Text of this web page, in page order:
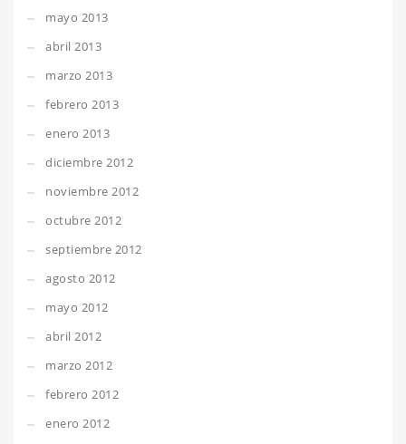
mayo 2013
abril 2013
marzo 2013
febrero 2013
enero 2013
diciembre 2012
noviembre 2012
octubre 2012
septiembre 2012
agosto 2012
mayo 2012
abril 2012
marzo 2012
febrero 2012
enero 2012